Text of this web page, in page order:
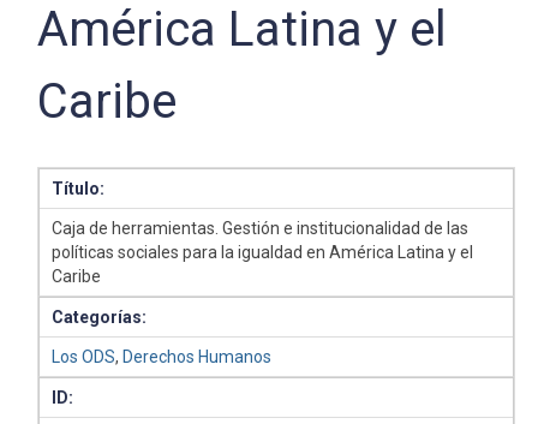
América Latina y el
Caribe
Título:
Caja de herramientas. Gestión e institucionalidad de las
políticas sociales para la igualdad en América Latina y el
Caribe
Categorías:
Los ODS, Derechos Humanos
ID: